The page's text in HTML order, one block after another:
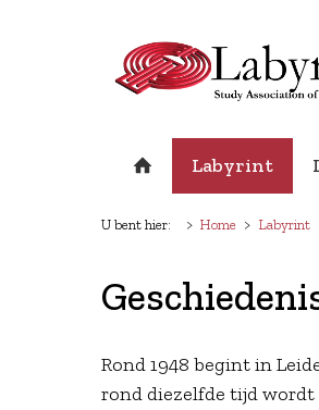
Labyrint
U bent hier: Home Labyrint
Rond 1948 begint in
rond diezelfde tijd wordt